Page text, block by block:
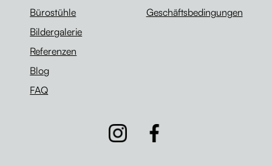
Bürostühle
Bildergalerie
Referenzen
Blog
FAQ
Geschäftsbedingungen